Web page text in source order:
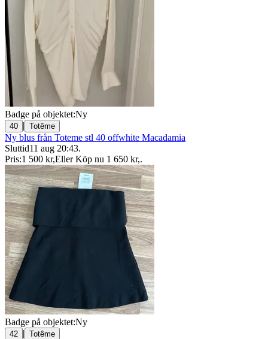
Badge på objektet:Ny
40 | Totême
Ny blus från Toteme stl 40 offwhite Macadamia
Sluttid11 aug 20:43.
Pris:1 500 kr,Eller Köp nu 1 650 kr,.
Badge på objektet:Ny
42 | Totême